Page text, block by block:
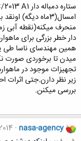
امسال(3ماه
منحرف میکنه(نقطه آبی
دار خطر بزرگی برای
همین مهندسای ناسا طی
میدن تا برخوردی صورت
تجهیزات موجود در
زیر نظر دارن.جتی اثرات
بررسی میکنن.
nasa-agency